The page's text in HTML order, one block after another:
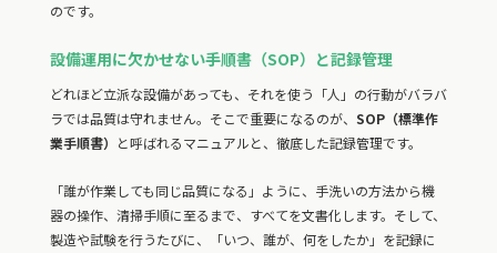
のです。
設備運用に欠かせない手順書（SOP）と記録管理
どれほど立派な設備があっても、それを使う「人」の行動がバラバ
ラでは品質は守れません。そこで重要になるのが、 SOP（標準作
業手順書） と呼ばれるマニュアルと、徹底した記録管理です。
「誰が作業しても同じ品質になる」ように、手洗いの方法から機
器の操作、清掃手順に至るまで、すべてを文書化します。そして、
製造や試験を行うたびに、「いつ、誰が、何をしたか」を記録に